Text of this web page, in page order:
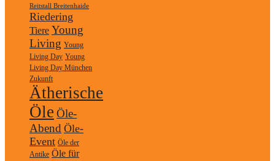
Reitstall Breitenhaide
Riedering
Tiere Young
Living Young
Living Day Young
Living Day München
Zukunft
Ätherische
Öle Öle-
Abend Öle-
Event Öle der
Antike Öle für